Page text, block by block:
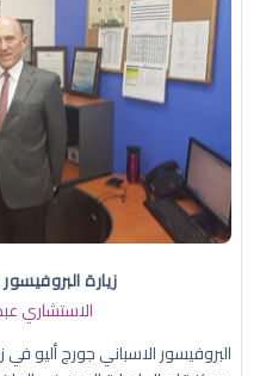
زيارة
الاستشاري
البروفيسور الاسباني جورج أليو